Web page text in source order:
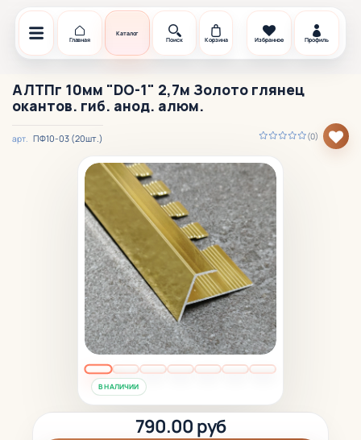
Главная
Каталог
Поиск
Корзина Избранное Профиль
АЛТПг 10мм "DO-1" 2,7м Золото глянец
окантов. гиб. анод. алюм.
(0)
арт. ПФ10-03 (20шт.)
В НАЛИЧИИ
790.00 руб